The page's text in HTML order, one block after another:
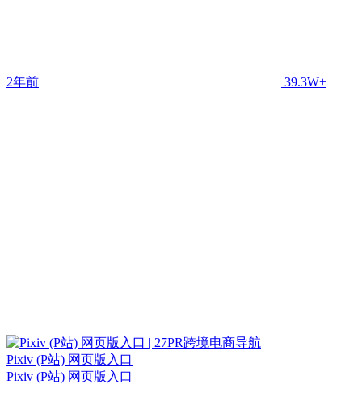
2年前 39.3W+
Pixiv (P站) 网页版入口
Pixiv (P站) 网页版入口